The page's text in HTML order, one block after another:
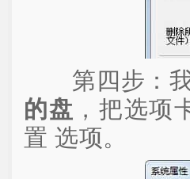
第四步：我
的盘 ，把选项
置 选项。